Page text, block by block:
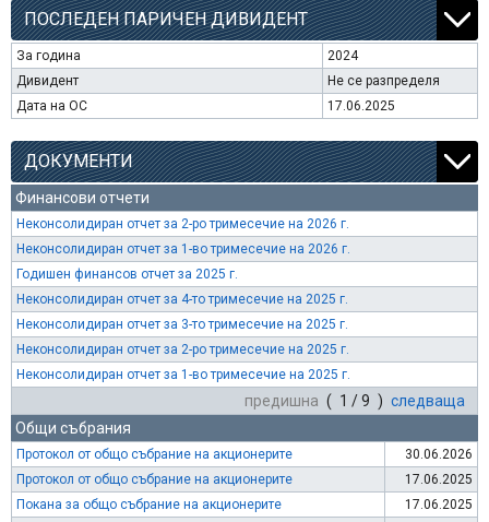
ПОСЛЕДЕН ПАРИЧЕН ДИВИДЕНТ
За година
2024
Дивидент
Не се разпределя
Дата на ОС
17.06.2025
ДОКУМЕНТИ
Финансови отчети
Неконсолидиран отчет за 2-ро тримесечие на 2026 г.
Неконсолидиран отчет за 1-во тримесечие на 2026 г.
Годишен финансов отчет за 2025 г.
Неконсолидиран отчет за 4-то тримесечие на 2025 г.
Неконсолидиран отчет за 3-то тримесечие на 2025 г.
Неконсолидиран отчет за 2-ро тримесечие на 2025 г.
Неконсолидиран отчет за 1-во тримесечие на 2025 г.
предишна ( 1 / 9 ) следваща
Общи събрания
Протокол от общо събрание на акционерите
30.06.2026
Протокол от общо събрание на акционерите
17.06.2025
Покана за общо събрание на акционерите
17.06.2025